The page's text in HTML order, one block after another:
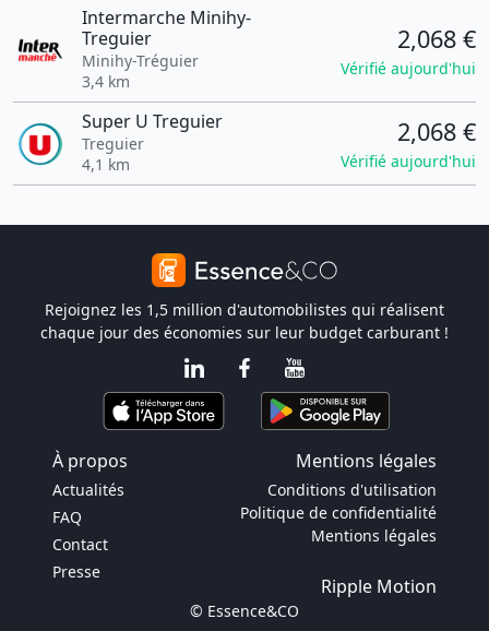
Intermarche Minihy-
Treguier
Minihy-Tréguier
3,4 km
2,068 €
Vérifié aujourd'hui
Super U Treguier
Treguier
4,1 km
2,068 €
Vérifié aujourd'hui
Rejoignez les 1,5 million d'automobilistes qui réalisent
chaque jour des économies sur leur budget carburant !
À propos Mentions légales
Actualités
FAQ
Contact
Presse
Conditions d'utilisation
Politique de confidentialité
Mentions légales
Ripple Motion
© Essence&CO